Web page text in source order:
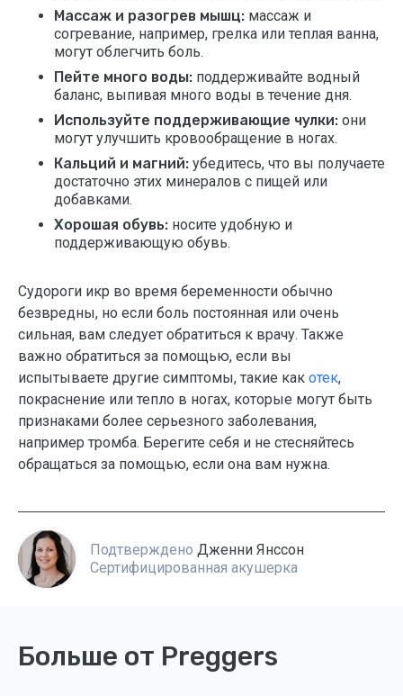
Массаж и разогрев мышц: массаж и
согревание, например, грелка или теплая ванна,
могут облегчить боль.
Пейте много воды: поддерживайте водный
баланс, выпивая много воды в течение дня.
Используйте поддерживающие чулки: они
могут улучшить кровообращение в ногах.
Кальций и магний: убедитесь, что вы получаете
достаточно этих минералов с пищей или
добавками.
Хорошая обувь: носите удобную и
поддерживающую обувь.
Судороги икр во время беременности обычно
безвредны, но если боль постоянная или очень
сильная, вам следует обратиться к врачу. Также
важно обратиться за помощью, если вы
испытываете другие симптомы, такие как отек,
покраснение или тепло в ногах, которые могут быть
признаками более серьезного заболевания,
например тромба. Берегите себя и не стесняйтесь
обращаться за помощью, если она вам нужна.
Подтверждено Дженни Янссон
Сертифицированная акушерка
Больше от Preggers